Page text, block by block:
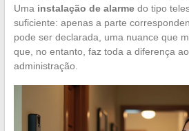
Uma instalação de alarmedo tipo
suficiente: apenas a parte
pode ser declarada, uma nuance que
que, no entanto, faz toda a diferença
administração.